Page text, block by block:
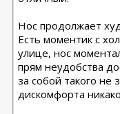
Нос продолжает
Есть моментик с
улице, нос
прям неудобства
за собой такого не
дискомфорта